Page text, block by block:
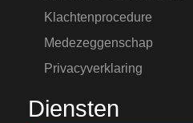
Klachtenprocedure
Medezeggenschap
Privacyverklaring
Diensten